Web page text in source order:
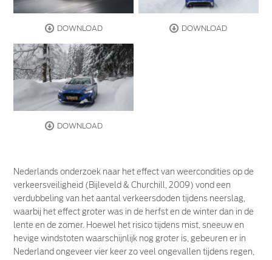
DOWNLOAD DOWNLOAD
DOWNLOAD
Nederlands onderzoek naar het effect van weercondities op de
verkeersveiligheid (Bijleveld & Churchill, 2009) vond een
verdubbeling van het aantal verkeersdoden tijdens neerslag,
waarbij het effect groter was in de herfst en de winter dan in de
lente en de zomer. Hoewel het risico tijdens mist, sneeuw en
hevige windstoten waarschijnlijk nog groter is, gebeuren er in
Nederland ongeveer vier keer zo veel ongevallen tijdens regen,